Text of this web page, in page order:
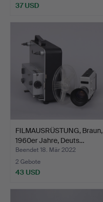
37 USD
FILMAUSRÜSTUNG, Braun,
1960er Jahre, Deuts…
Beendet 18. Mär 2022
2 Gebote
43 USD